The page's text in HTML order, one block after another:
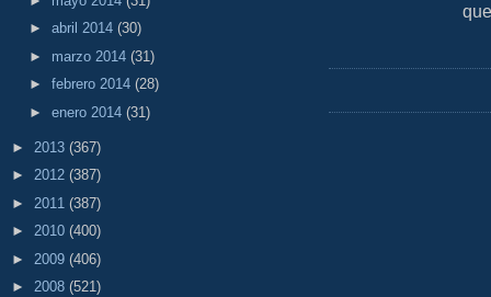
► abril 2014 (30)
► marzo 2014 (31)
► febrero 2014 (28)
► enero 2014 (31)
► 2013 (367)
► 2012 (387)
► 2011 (387)
► 2010 (400)
► 2009 (406)
► 2008 (521)